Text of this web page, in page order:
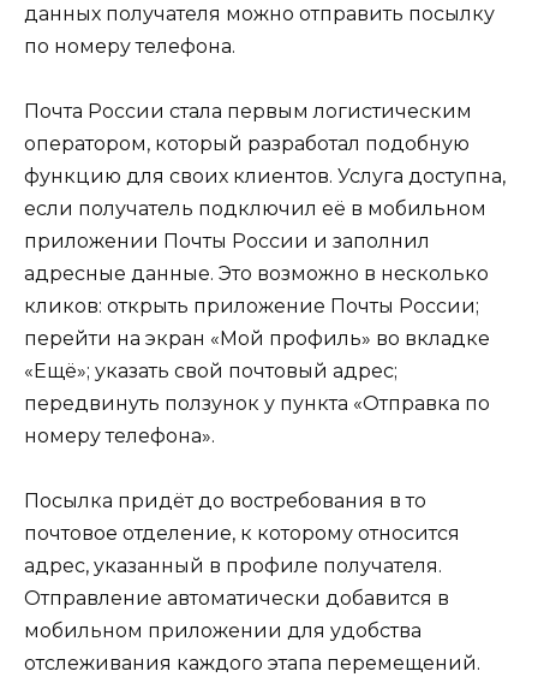
данных получателя можно отправить посылку
по номеру телефона.
Почта России стала первым логистическим
оператором, который разработал подобную
функцию для своих клиентов. Услуга доступна,
если получатель подключил её в мобильном
приложении Почты России и заполнил
адресные данные. Это возможно в несколько
кликов: открыть приложение Почты России;
перейти на экран «Мой профиль» во вкладке
«Ещё»; указать свой почтовый адрес;
передвинуть ползунок у пункта «Отправка по
номеру телефона».
Посылка придёт до востребования в то
почтовое отделение, к которому относится
адрес, указанный в профиле получателя.
Отправление автоматически добавится в
мобильном приложении для удобства
отслеживания каждого этапа перемещений.